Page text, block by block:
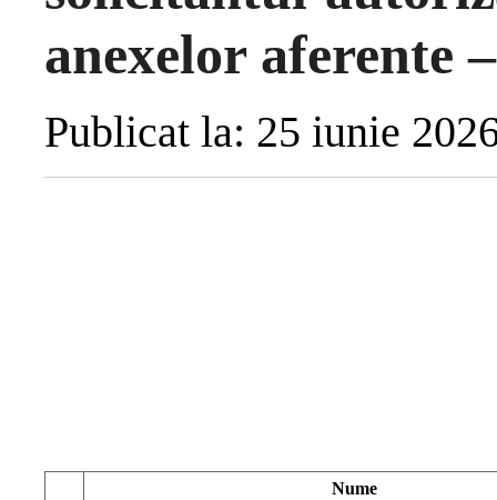
anexelor aferente
Publicat la: 25 iunie
Nume